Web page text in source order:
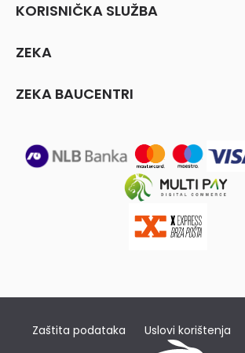
KORISNIČKA SLUŽBA
ZEKA
ZEKA BAUCENTRI
Zaštita podataka Uslovi korištenja